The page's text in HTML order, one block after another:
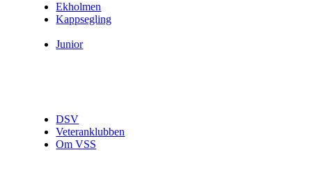
Ekholmen
Kappsegling
Junior
DSV
Veteranklubben
Om VSS